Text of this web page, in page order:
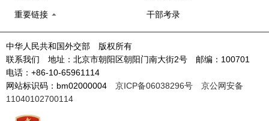
重要链接 干部考录
中华人民共和国外交部 版权所有
联系我们 地址：北京市朝阳区朝阳门南大街2号 邮编：100701
电话：+86-10-65961114
网站标识码：bm02000004 京ICP备06038296号
京公网安备
11040102700114